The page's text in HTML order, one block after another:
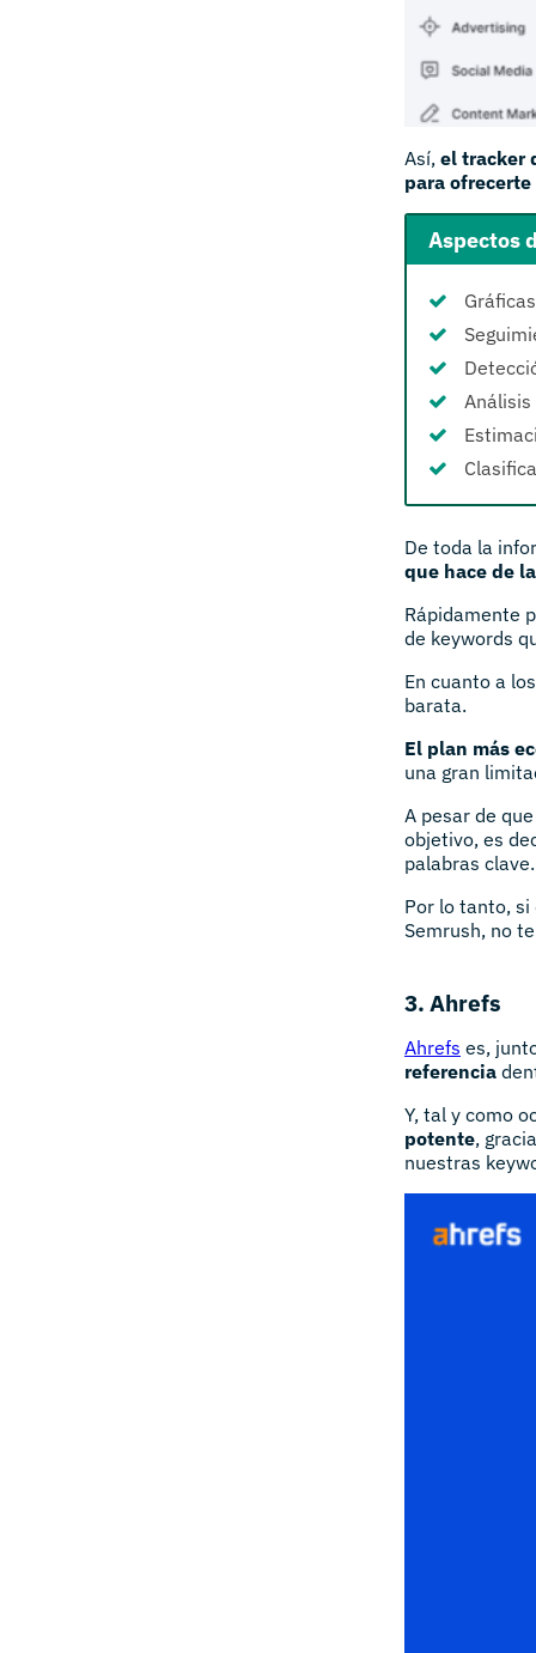
Así, el tracker
para
Aspectos
De toda la
que hace de
Rápidamente
de keywords
En cuanto a
barata.
El plan más
una gran
A pesar de
objetivo, es
palabras clave.
Por lo tanto,
Semrush, no
3. Ahrefs
Ahrefs es,
referencia
Y, tal y como
potente,
nuestras